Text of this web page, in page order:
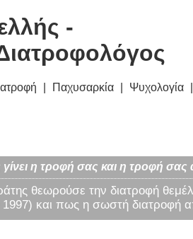
-
Παχυσαρκία Ψυχολογία
η τροφή σας και η τροφή
θεωρούσε την διατροφή
και πως η σωστή διατροφή